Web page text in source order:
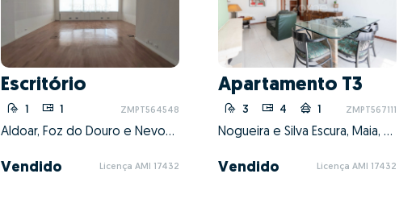
Escritório
1 1 ZMPT564548
Aldoar, Foz do Douro e Nevogilde, Porto, Porto
Vendido Licença AMI 17432
Apartamento T3
3 4 1 ZMPT567111
Nogueira e Silva Escura, Maia, Porto
Vendido Licença AMI 17432